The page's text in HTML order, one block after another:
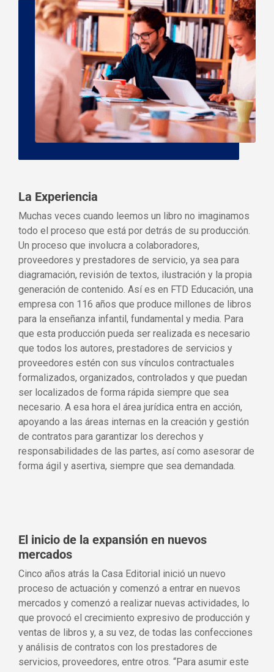
La Experiencia
Muchas veces cuando leemos un libro no imaginamos
todo el proceso que está por detrás de su producción.
Un proceso que involucra a colaboradores,
proveedores y prestadores de servicio, ya sea para
diagramación, revisión de textos, ilustración y la propia
generación de contenido. Así es en FTD Educación, una
empresa con 116 años que produce millones de libros
para la enseñanza infantil, fundamental y media. Para
que esta producción pueda ser realizada es necesario
que todos los autores, prestadores de servicios y
proveedores estén con sus vínculos contractuales
formalizados, organizados, controlados y que puedan
ser localizados de forma rápida siempre que sea
necesario. A esa hora el área jurídica entra en acción,
apoyando a las áreas internas en la creación y gestión
de contratos para garantizar los derechos y
responsabilidades de las partes, así como asesorar de
forma ágil y asertiva, siempre que sea demandada.
El inicio de la expansión en nuevos
mercados
Cinco años atrás la Casa Editorial inició un nuevo
proceso de actuación y comenzó a entrar en nuevos
mercados y comenzó a realizar nuevas actividades, lo
que provocó el crecimiento expresivo de producción y
ventas de libros y, a su vez, de todas las confecciones
y análisis de contratos con los prestadores de
servicios, proveedores, entre otros. “Para asumir este